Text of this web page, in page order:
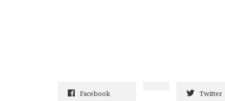
Facebook Twitter